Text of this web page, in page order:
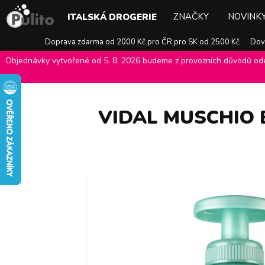
Doprava zdarma od 2000 Kč pro ČR pro SK od 2500 Kč
ITALSKÁ DROGERIE ZNAČKY
Objednávky vytvořené od 5. 8. 2026 budeme z provozních důvodů
E-shop Pulito
VIDAL MUSCHIO